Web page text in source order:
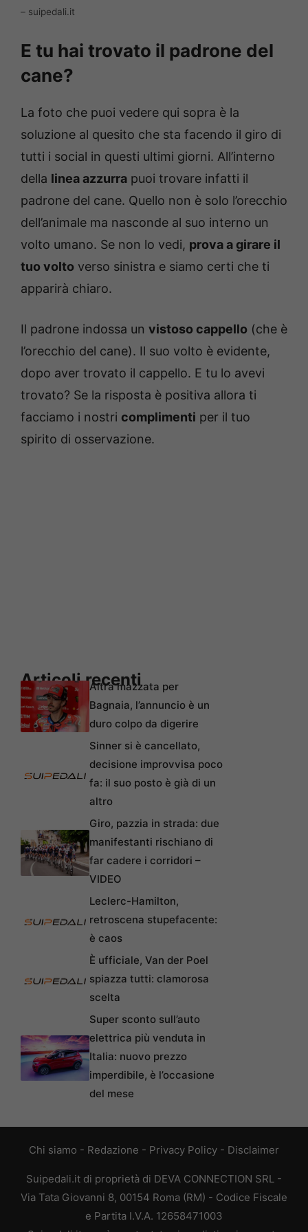
– suipedali.it
E tu hai trovato il padrone del
cane?
La foto che puoi vedere qui sopra è la
soluzione al quesito che sta facendo il giro di
tutti i social in questi ultimi giorni. All’interno
della linea azzurra puoi trovare infatti il
padrone del cane. Quello non è solo l’orecchio
dell’animale ma nasconde al suo interno un
volto umano. Se non lo vedi, prova a girare il
tuo volto verso sinistra e siamo certi che ti
apparirà chiaro.
Il padrone indossa un vistoso cappello (che è
l’orecchio del cane). Il suo volto è evidente,
dopo aver trovato il cappello. E tu lo avevi
trovato? Se la risposta è positiva allora ti
facciamo i nostri complimenti per il tuo
spirito di osservazione.
Articoli recenti
Altra mazzata per
Bagnaia, l’annuncio è un
duro colpo da digerire
Sinner si è cancellato,
decisione improvvisa poco
fa: il suo posto è già di un
altro
Giro, pazzia in strada: due
manifestanti rischiano di
far cadere i corridori –
VIDEO
Leclerc-Hamilton,
retroscena stupefacente:
è caos
È ufficiale, Van der Poel
spiazza tutti: clamorosa
scelta
Super sconto sull’auto
elettrica più venduta in
Italia: nuovo prezzo
imperdibile, è l’occasione
del mese
Chi siamo - Redazione - Privacy Policy - Disclaimer
Suipedali.it di proprietà di DEVA CONNECTION SRL -
Via Tata Giovanni 8, 00154 Roma (RM) - Codice Fiscale
e Partita I.V.A. 12658471003